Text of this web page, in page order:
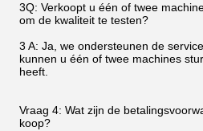
3Q: Verkoopt u één of twee
om de kwaliteit te testen?
3 A: Ja, we ondersteunen de
kunnen u één of twee machines
heeft.
Vraag 4: Wat zijn de
koop?